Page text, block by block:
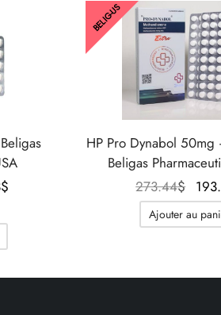
$
BELIG-US
HP Pro Dynabol
Beligas
273.44$
Le
Ajouter au